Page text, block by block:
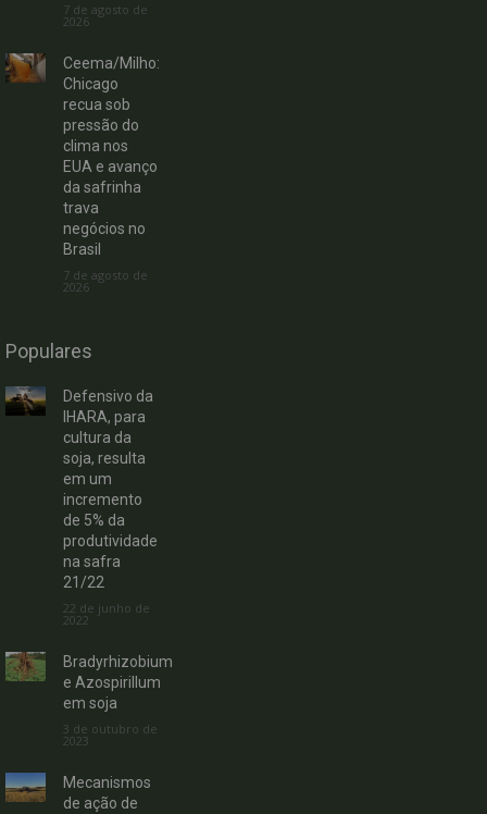
7 de agosto de
2026
Ceema/Milho:
Chicago
recua sob
pressão do
clima nos
EUA e avanço
da safrinha
trava
negócios no
Brasil
7 de agosto de
2026
Populares
Defensivo da
IHARA, para
cultura da
soja, resulta
em um
incremento
de 5% da
produtividade
na safra
21/22
22 de junho de
2022
Bradyrhizobium
e Azospirillum
em soja
3 de outubro de
2023
Mecanismos
de ação de